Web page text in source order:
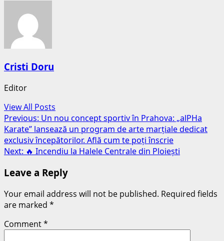
Cristi Doru
Editor
View All Posts
Post
navigation
Previous: Un nou concept sportiv în Prahova: „alPHa
Karate” lansează un program de arte marțiale dedicat
exclusiv începătorilor. Află cum te poți înscrie
Next: 🔥 Incendiu la Halele Centrale din Ploiești
Leave a Reply
Your email address will not be published. Required fields
are marked *
Comment*